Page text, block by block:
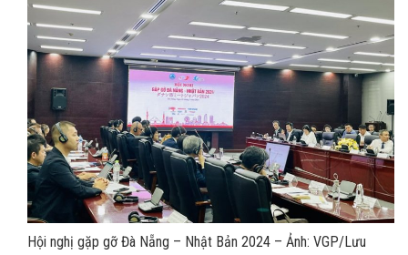
Hội nghị gặp gỡ Đà Nẵng – Nhật Bản 2024 – Ảnh: VGP/Lưu